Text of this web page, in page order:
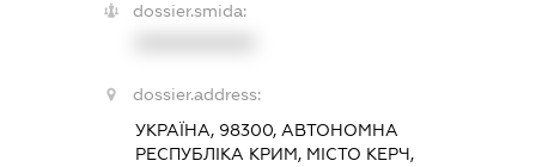
dossier.smida:
dossier.address:
УКРАЇНА, 98300, АВТОНОМНА
РЕСПУБЛІКА КРИМ, МІСТО КЕРЧ,